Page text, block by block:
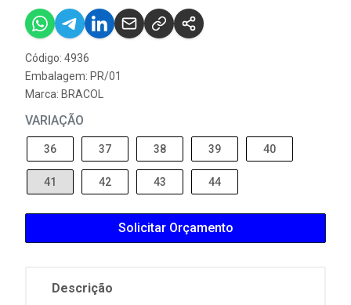
Código: 4936
Embalagem: PR/01
Marca: BRACOL
VARIAÇÃO
36 37 38 39 40
41 42 43 44
Solicitar Orçamento
Descrição